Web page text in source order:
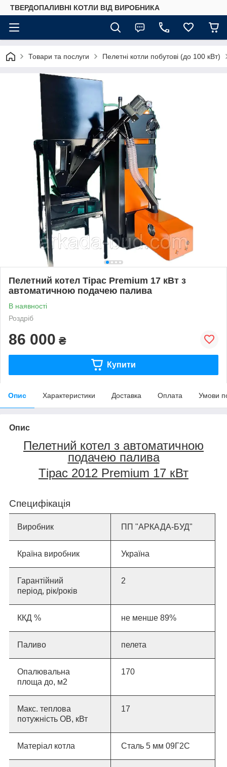
ТВЕРДОПАЛИВНІ КОТЛИ ВІД ВИРОБНИКА
Товари та послуги Пелетні котли побутові (до 100 кВт)
Пелетний котел Тірас Premium 17 кВт з
автоматичною подачею палива
В наявності
Роздріб
86 000 ₴
Купити
Опис Характеристики Доставка Оплата Умови
Опис
Пелетний котел з автоматичною
подачею палива
Тірас 2012 Premium 17 кВт
Специфікація
Виробник ПП "АРКАДА-БУД"
Країна виробник Україна
Гарантійний
період, рік/років
2
ККД % не менше 89%
Паливо пелета
Опалювальна
площа до, м2
170
Макс. теплова
потужність ОВ, кВт
17
Матеріал котла Сталь 5 мм 09Г2С